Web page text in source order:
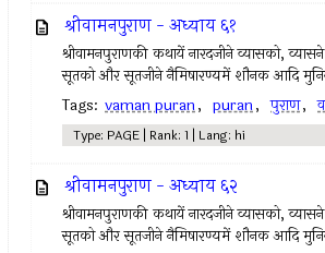
श्रीवामनपुराण - अध्याय ६१
श्रीवामनपुराणकी कथायें नारदजीने व्यासको,
सूतको और सूतजीने नैमिषारण्यमें शौनक आदि
Tags: vaman puran, puran, पुराण,
Type: PAGE | Rank: 1 | Lang: hi
श्रीवामनपुराण - अध्याय ६२
श्रीवामनपुराणकी कथायें नारदजीने व्यासको,
सूतको और सूतजीने नैमिषारण्यमें शौनक आदि